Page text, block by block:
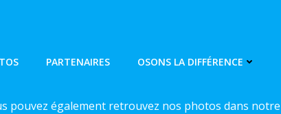
PARTENAIRES OSONS LA DIFFÉRENCE
pouvez également retrouvez nos photos dans